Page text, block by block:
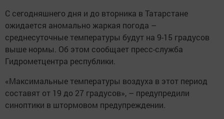
С сегодняшнего дня и до вторника в Татарстане
ожидается аномально жаркая погода –
среднесуточные температуры будут на 9-15 градусов
выше нормы. Об этом сообщает пресс-служба
Гидрометцентра республики.
«Максимальные температуры воздуха в этот период
составят от 19 до 27 градусов», – предупредили
синоптики в штормовом предупреждении.